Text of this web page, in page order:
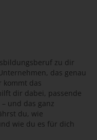
zu dir
das genau
kommt das
dir dabei, passende
und das ganz
du, wie
wie du es für dich